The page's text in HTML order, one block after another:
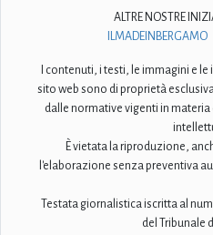
ALTRE NOSTRE
ILMADEINBERGAMO
I contenuti, i testi, le immagini e
sito web sono di proprietà
dalle normative vigenti in
È vietata la riproduzione,
l'elaborazione senza preventiva
Testata giornalistica iscritta al
del Tribunale